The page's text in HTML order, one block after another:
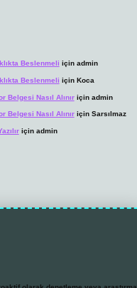
Beslenmeli için admin
Beslenmeli için Koca
Belgesi Nasıl Alınıriçin admin
Belgesi Nasıl Alınıriçin Sarsılmaz
için admin